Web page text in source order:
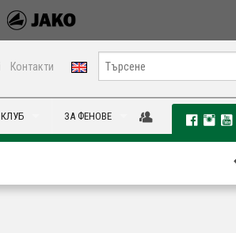
Контакти
КЛУБ ЗА ФЕНОВЕ